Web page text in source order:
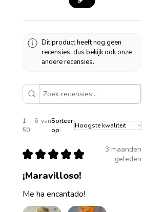
Dit product heeft nog geen
recensies, dus bekijk ook onze
andere recensies.
1 - 6 van
50
Sorteer
op:
★ ★ ★ ★ ★
3 maanden
geleden
¡Maravilloso!
Me ha encantado!